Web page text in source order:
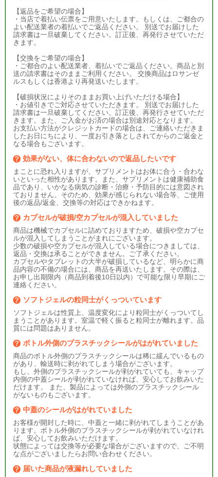
【返品をご希望の場合】
・当店で着払い伝票をご用意いたします。もしくは、ご都合の
よい配送業者の着払いでご返品ください。 別送でお届けした
請求書は一旦破棄してください。訂正後、再発行させていただ
きます。
【交換をご希望の場合】
・ご都合のよい配送業者、着払いでご返品ください。商品と別
送の請求書はそのままご利用ください。 交換商品はロサンゼ
ルスもしくは香港より再発送いたします。
【破損状況によりそのままお買い上げいただける場合】
・お値引きでご対応させていただきます。 別送でお届けした
請求書は一旦破棄してください。訂正後、再発行させていただ
きます。また、ご入金がお済の場合は別途対応となります。
お支払い方法がクレジットカードの場合は、ご連絡いただきま
したお日にちにより、一度お引き落としされてからのご返金と
なる場合もございます。
効果がない、体に合わないので返品したいです
まことに恐れ入りますが、サプリメントはお体に合う・合わな
いといった相性があります。また、サプリメントは健康補助食
品であり、いかなる病気の診断・治療・予防目的には意図され
ておりません。そのため、効果が感じられない場合等、ご使用
後の返品/返金、交換等の対応はできかねます。
カプセルが破損/空カプセルが混入していました
商品は機械でカプセルに詰めておりますため、破損や空カプセ
ルが混入してしまうことがまれにございます。
少数の破損や空カプセルが混入している場合につきましては、
返品・交換は承ることができません。ご了承ください。
カプセルやタブレットの大半が破損しているなど、明らかに商
品内容の不備の場合には、商品を再送いたします。その際は、
お申し出期限内（商品到着後10日以内）で可能な限り早期にご
連絡ください。
ソフトジェルの粒同士がくっついています
ソフトジェルは性質上、温度変化により粒同士がくっついてし
まうことがあります。室温で軽く振ると粒同士が離れます。品
質には問題はありません。
ボトル外側のプラスチックシールがはがれていました
商品のボトル外側のプラスチックシールは稀に緩んでいるもの
があり、輸送時に剥がれてしまう場合がございます。
もし、外側のプラスチックシールが剥がれていても、キャップ
内側の中蓋シールが剥がれていなければ、安心してお飲みいた
だけます。 また、製品によっては外側のプラスチックシール
がないものもございます。
中蓋のシールがはがれていました
お客様が開封した時に、中蓋と一緒に剥がれてしまうことがあ
ります。ボトル外側のプラスチックシールが剥がれていなけれ
ば、安心してお飲みいただけます。
状態によっては交換等が必要な場合がございますので、ご不明
な点がございましたらお問い合わせください。
届いた商品が液漏れしていました